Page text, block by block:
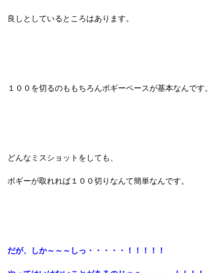
良しとしているところはあります。
１００を切るのももちろんボギーペースが基本なんです。
どんなミスショットをしても、
ボギーが取れれば１００切りなんて簡単なんです。
だが、しか～～～しっ・・・・・！！！！！